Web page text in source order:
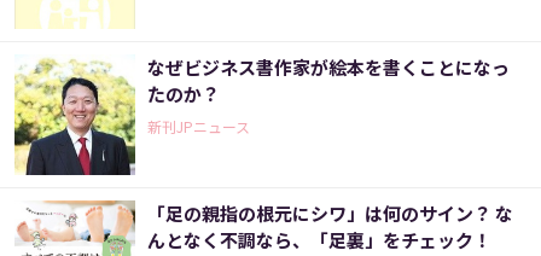
なぜビジネス書作家が絵本を書くことになっ
たのか？
新刊JPニュース
「足の親指の根元にシワ」は何のサイン？ な
んとなく不調なら、「足裏」をチェック！